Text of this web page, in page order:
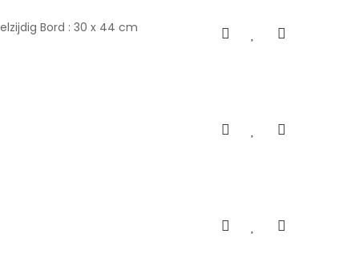
Bord : 30 x 44 cm